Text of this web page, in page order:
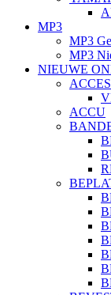
MP3
MP3
MP3
NIEUWE
ACCU